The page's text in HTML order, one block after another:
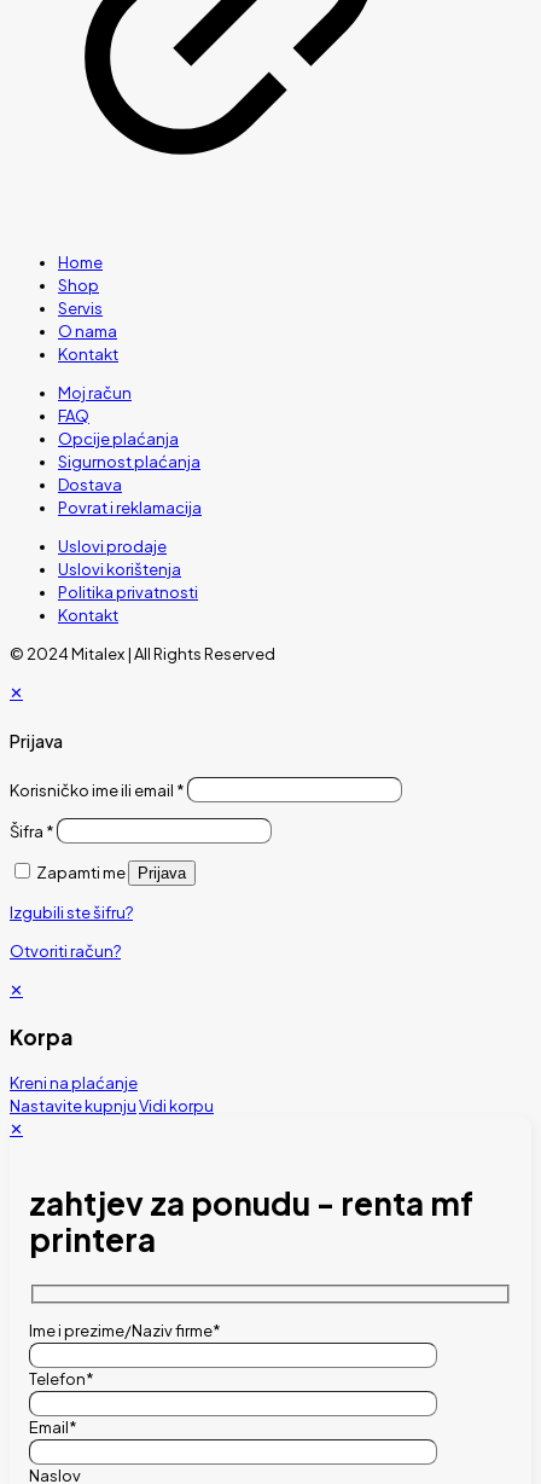
Home
Shop
Servis
O nama
Kontakt
Moj račun
FAQ
Opcije plaćanja
Sigurnost plaćanja
Dostava
Povrat i reklamacija
Uslovi prodaje
Uslovi korištenja
Politika privatnosti
Kontakt
© 2024 Mitalex | All Rights Reserved
✕
Prijava
Korisničko ime ili email *
Šifra *
Zapamti me Prijava
Izgubili ste šifru?
Otvoriti račun?
✕
Korpa
Kreni na plaćanje
Nastavite kupnjuVidi korpu
✕
zahtjev za ponudu - renta mf
printera
Ime i prezime/Naziv firme*
Telefon*
Email*
Naslov